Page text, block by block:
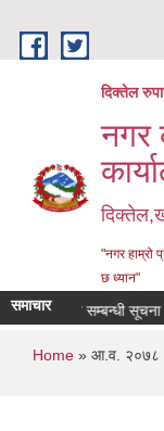
दिक्तेल
नगर
"नगर हाम्रो
छ ध्यान"
समाचार
सुनुवाई हुने सम्बन्धी सूचना।
You are
Home» आ.व.